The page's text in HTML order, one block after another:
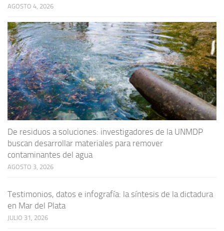
AGOSTO 4, 2026
De residuos a soluciones: investigadores de la UNMDP
buscan desarrollar materiales para remover
contaminantes del agua
AGOSTO 3, 2026
Testimonios, datos e infografía: la síntesis de la dictadura
en Mar del Plata
JULIO 31, 2026